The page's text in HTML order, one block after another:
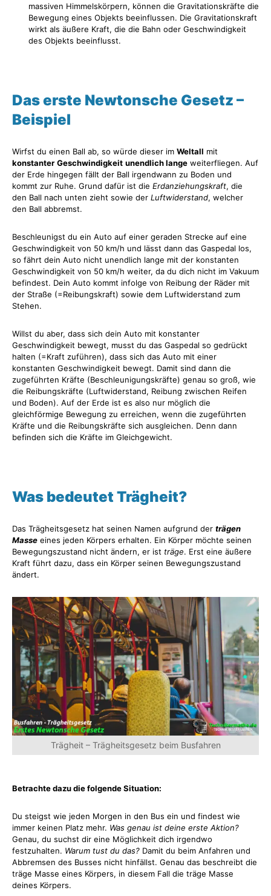
massiven Himmelskörpern, können die Gravitationskräfte die
Bewegung eines Objekts beeinflussen. Die Gravitationskraft
wirkt als äußere Kraft, die die Bahn oder Geschwindigkeit
des Objekts beeinflusst.
Das erste Newtonsche Gesetz –
Beispiel
Wirfst du einen Ball ab, so würde dieser im Weltall mit
konstanter Geschwindigkeit unendlich lange weiterfliegen. Auf
der Erde hingegen fällt der Ball irgendwann zu Boden und
kommt zur Ruhe. Grund dafür ist die Erdanziehungskraft, die
den Ball nach unten zieht sowie der Luftwiderstand, welcher
den Ball abbremst.
Beschleunigst du ein Auto auf einer geraden Strecke auf eine
Geschwindigkeit von 50 km/h und lässt dann das Gaspedal los,
so fährt dein Auto nicht unendlich lange mit der konstanten
Geschwindigkeit von 50 km/h weiter, da du dich nicht im Vakuum
befindest. Dein Auto kommt infolge von Reibung der Räder mit
der Straße (=Reibungskraft) sowie dem Luftwiderstand zum
Stehen.
Willst du aber, dass sich dein Auto mit konstanter
Geschwindigkeit bewegt, musst du das Gaspedal so gedrückt
halten (=Kraft zuführen), dass sich das Auto mit einer
konstanten Geschwindigkeit bewegt. Damit sind dann die
zugeführten Kräfte (Beschleunigungskräfte) genau so groß, wie
die Reibungskräfte (Luftwiderstand, Reibung zwischen Reifen
und Boden). Auf der Erde ist es also nur möglich die
gleichförmige Bewegung zu erreichen, wenn die zugeführten
Kräfte und die Reibungskräfte sich ausgleichen. Denn dann
befinden sich die Kräfte im Gleichgewicht.
Was bedeutet Trägheit?
Das Trägheitsgesetz hat seinen Namen aufgrund der trägen
Masse eines jeden Körpers erhalten. Ein Körper möchte seinen
Bewegungszustand nicht ändern, er ist träge. Erst eine äußere
Kraft führt dazu, dass ein Körper seinen Bewegungszustand
ändert.
Trägheit – Trägheitsgesetz beim Busfahren
Betrachte dazu die folgende Situation:
Du steigst wie jeden Morgen in den Bus ein und findest wie
immer keinen Platz mehr. Was genau ist deine erste Aktion?
Genau, du suchst dir eine Möglichkeit dich irgendwo
festzuhalten. Warum tust du das? Damit du beim Anfahren und
Abbremsen des Busses nicht hinfällst. Genau das beschreibt die
träge Masse eines Körpers, in diesem Fall die träge Masse
deines Körpers.